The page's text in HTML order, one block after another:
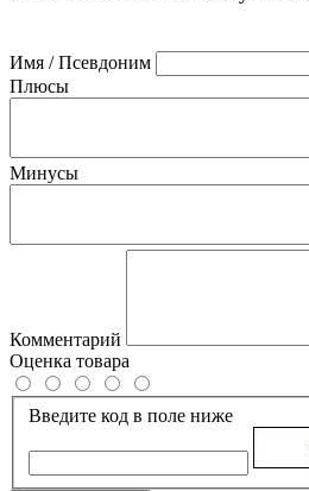
Имя / Псевдоним
Плюсы
Минусы
Комментарий
Оценка товара
Введите код в поле ниже